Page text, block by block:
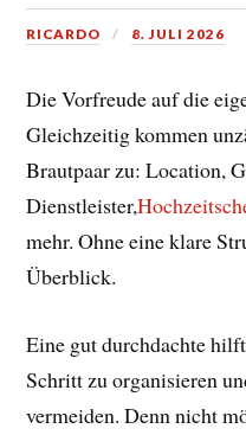
RICARDO 8. JULI 2026
Die Vorfreude auf die
Gleichzeitig kommen
Brautpaar zu: Location,
Dienstleister,
mehr. Ohne eine klare
Überblick.
Eine gut durchdachte
Schritt zu organisieren
vermeiden. Denn nicht